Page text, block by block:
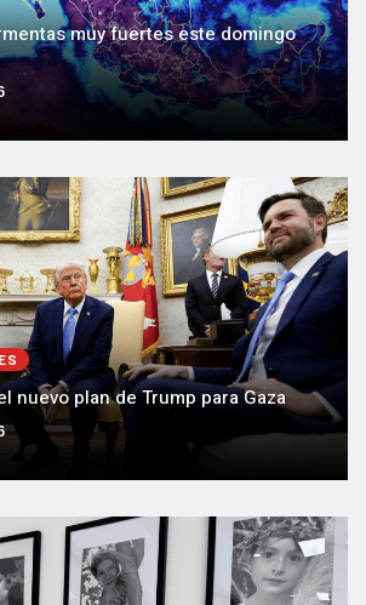
muy fuertes este domingo
nuevo plan de Trump para Gaza